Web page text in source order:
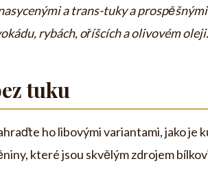
a trans-tuky a
rybách, oříšcích a olivovém oleji.
tuku
ho libovými variantami, jako je
které jsou skvělým zdrojem